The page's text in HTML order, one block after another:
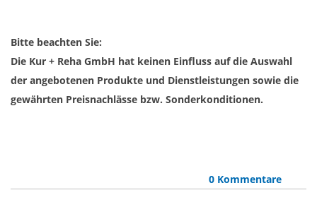
Bitte beachten Sie:
Die Kur + Reha GmbH hat keinen Einfluss auf die Auswahl
der angebotenen Produkte und Dienstleistungen sowie die
gewährten Preisnachlässe bzw. Sonderkonditionen.
0 Kommentare